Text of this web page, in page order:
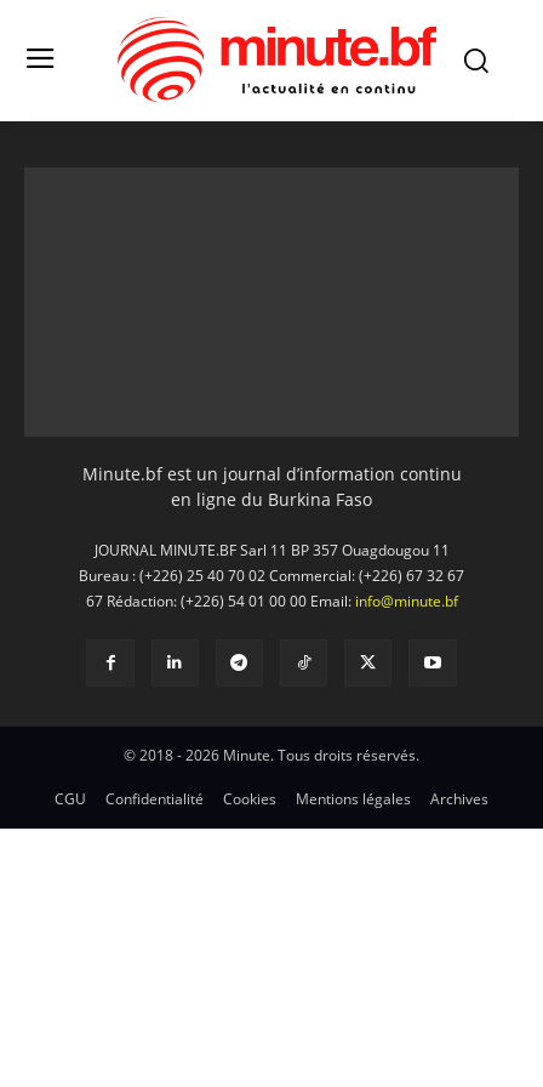
Minute.bf est un journal d’information continu
en ligne du Burkina Faso
JOURNAL MINUTE.BF Sarl 11 BP 357 Ouagdougou 11
Bureau : (+226) 25 40 70 02 Commercial: (+226) 67 32 67
67 Rédaction: (+226) 54 01 00 00 Email: info@minute.bf
© 2018 - 2026 Minute. Tous droits réservés.
CGU Confidentialité Cookies Mentions légales Archives